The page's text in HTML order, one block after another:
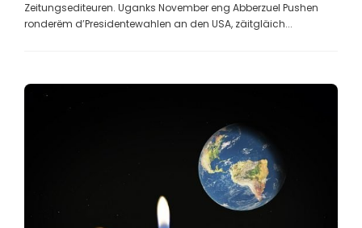
Zeitungsediteuren. Uganks November eng Abberzuel Pushen
ronderëm d’Presidentewahlen an den USA, zäitgläich...